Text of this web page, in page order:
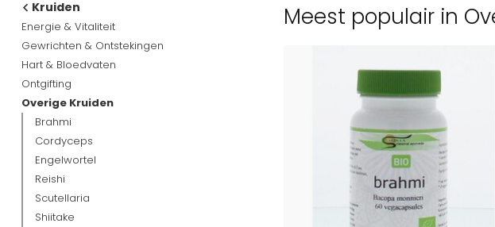
Kruiden
Energie & Vitaliteit
Gewrichten & Ontstekingen
Hart & Bloedvaten
Ontgifting
Overige Kruiden
Brahmi
Cordyceps
Engelwortel
Reishi
Scutellaria
Shiitake
Meest populair in